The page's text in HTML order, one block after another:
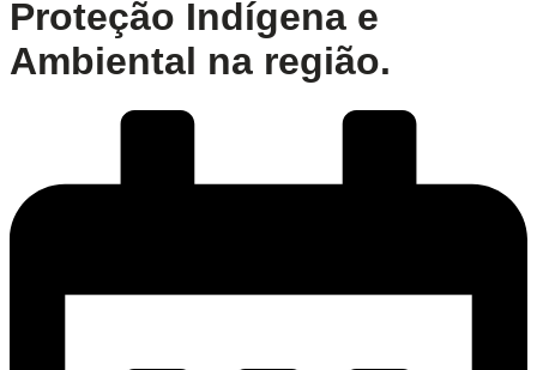
Proteção Indígena e
Ambiental na região.